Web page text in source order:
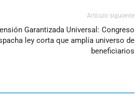
Artículo siguiente
Garantizada Universal: Congreso
ley corta que amplía universo de
beneficiarios